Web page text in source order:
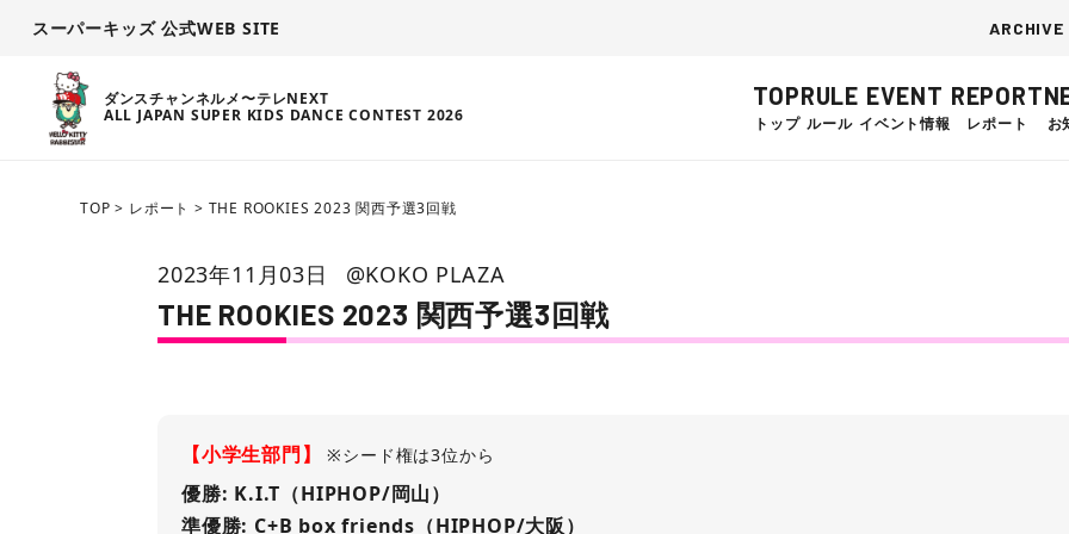
スーパーキッズ 公式WEB SITE ARCHIVE
ダンスチャンネルメ〜テレNEXT
ALL JAPAN SUPER KIDS DANCE CONTEST 2026
TOP
トップ
RULE
ルール
EVENT
イベント情報
REPORT
レポート お
TOP > レポート > THE ROOKIES 2023 関西予選3回戦
2023年11月03日 @KOKO PLAZA
THE ROOKIES 2023 関西予選3回戦
【小学生部門】 ※シード権は3位から
優勝: K.I.T（HIPHOP/岡山）
準優勝: C+B box friends（HIPHOP/大阪）